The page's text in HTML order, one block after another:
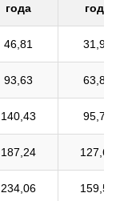
года
года
46,81 31,90
93,63 63,81
140,43 95,71
187,24 127,62
234,06 159,53